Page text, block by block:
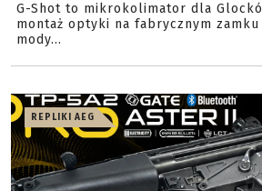
G-Shot to mikrokolimator dla
montaż optyki na fabrycznym zamku
mody...
REPLIKI AEG